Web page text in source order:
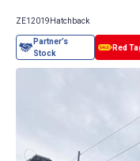
ZE1 2019 Hatchback